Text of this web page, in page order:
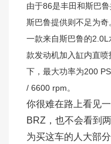
由于86是丰田和斯巴
斯巴鲁提供则不足为
一款来自斯巴鲁的
款发动机加入缸内直
下，最大功率为200
/ 6600 rpm。
你很难在路上看见
BRZ，也不会看到
为买这车的人大部